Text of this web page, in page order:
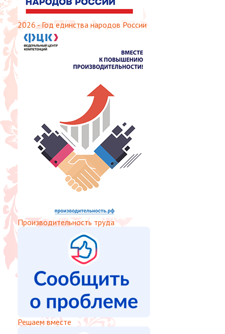
2026 - Год единства народов России
Производительность труда
Решаем вместе